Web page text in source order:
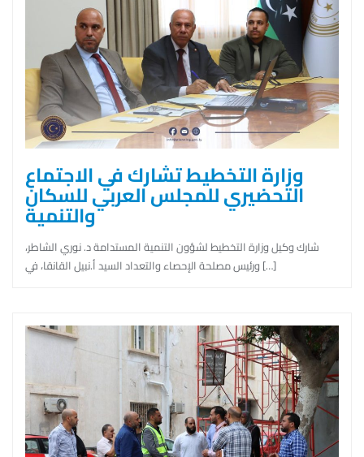
وزارة التخطيط تشارك في الاجتماع
التحضيري للمجلس العربي للسكان
والتنمية
شارك وكيل وزارة التخطيط لشؤون التنمية المستدامة د. نوري الشاطر،
ورئيس مصلحة الإحصاء والتعداد السيد أ.نبيل القانقا، في […]